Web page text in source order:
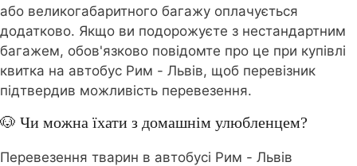
або великогабаритного багажу оплачується
додатково. Якщо ви подорожуєте з нестандартним
багажем, обов'язково повідомте про це при купівлі
квитка на автобус Рим - Львів, щоб перевізник
підтвердив можливість перевезення.
🐶 Чи можна їхати з домашнім улюбленцем?
Перевезення тварин в автобусі Рим - Львів